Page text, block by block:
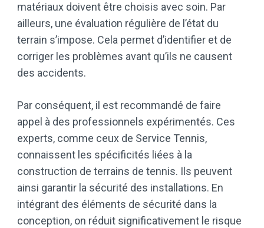
matériaux doivent être choisis avec soin. Par
ailleurs, une évaluation régulière de l’état du
terrain s’impose. Cela permet d’identifier et de
corriger les problèmes avant qu’ils ne causent
des accidents.
Par conséquent, il est recommandé de faire
appel à des professionnels expérimentés. Ces
experts, comme ceux de Service Tennis,
connaissent les spécificités liées à la
construction de terrains de tennis. Ils peuvent
ainsi garantir la sécurité des installations. En
intégrant des éléments de sécurité dans la
conception, on réduit significativement le risque